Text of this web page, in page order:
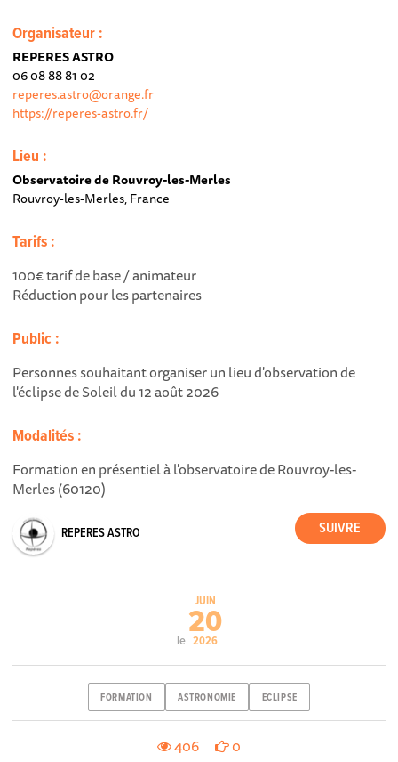
Organisateur :
REPERES ASTRO
06 08 88 81 02
reperes.astro@orange.fr
https://reperes-astro.fr/
Lieu :
Observatoire de Rouvroy-les-Merles
Rouvroy-les-Merles, France
Tarifs :
100€ tarif de base / animateur
Réduction pour les partenaires
Public :
Personnes souhaitant organiser un lieu d'observation de
l'éclipse de Soleil du 12 août 2026
Modalités :
Formation en présentiel à l'observatoire de Rouvroy-les-
Merles (60120)
REPERES ASTRO
le
JUIN
20
2026
FORMATION ASTRONOMIE ECLIPSE
406 0